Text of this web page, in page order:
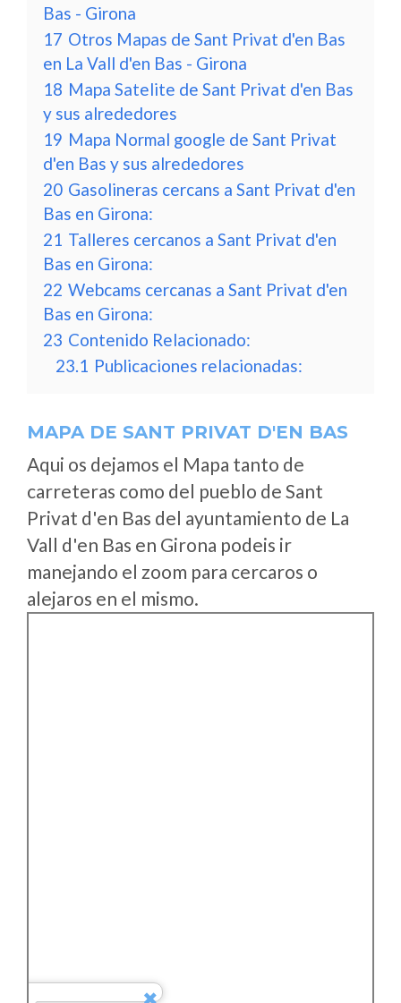
Bas - Girona
17 Otros Mapas de Sant Privat d'en Bas
en La Vall d'en Bas - Girona
18 Mapa Satelite de Sant Privat d'en Bas
y sus alrededores
19 Mapa Normal google de Sant Privat
d'en Bas y sus alrededores
20 Gasolineras cercans a Sant Privat d'en
Bas en Girona:
21 Talleres cercanos a Sant Privat d'en
Bas en Girona:
22 Webcams cercanas a Sant Privat d'en
Bas en Girona:
23 Contenido Relacionado:
23.1 Publicaciones relacionadas:
MAPA DE SANT PRIVAT D'EN BAS
Aqui os dejamos el Mapa tanto de
carreteras como del pueblo de Sant
Privat d'en Bas del ayuntamiento de La
Vall d'en Bas en Girona podeis ir
manejando el zoom para cercaros o
alejaros en el mismo.